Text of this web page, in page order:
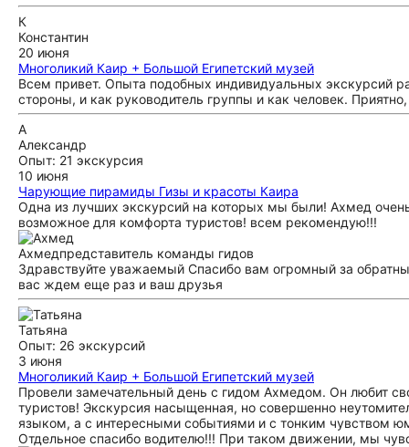
К
Константин
20 июня
Многоликий Каир + Большой Египетский музей
Всем привет. Опыта подобных индивидуальных экскурсий
стороны, и как руководитель группы и как человек.
А
Александр
Опыт: 21 экскурсия
10 июня
Чарующие пирамиды Гизы и красоты Каира
Одна из лучших экскурсий на которых мы были! Ахмед
возможное для комфорта туристов! всем рекомендую!!!
Ахмедпредставитель команды гидов
Здравствуйте уважаемый Спасибо вам огромный за
вас ждем еще раз и ваш друзья
Татьяна
Опыт: 26 экскурсий
3 июня
Многоликий Каир + Большой Египетский музей
Провели замечательный день с гидом Ахмедом. Он любит
туристов! Экскурсия насыщенная, но совершенно
языком, а с интересными событиями и с тонким чувством
Отдельное спасибо водителю!!! При таком движении, мы